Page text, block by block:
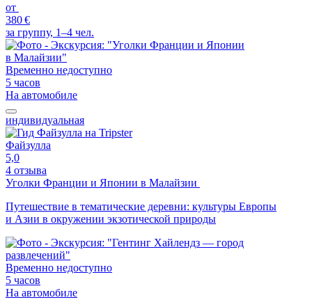
от
380 €
за группу, 1–4 чел.
Временно недоступно
5 часов
На автомобиле
индивидуальная
Файзулла
5,0
4 отзыва
Уголки Франции и Японии в Малайзии
Путешествие в тематические деревни: культуры Европы
и Азии в окружении экзотической природы
Временно недоступно
5 часов
На автомобиле